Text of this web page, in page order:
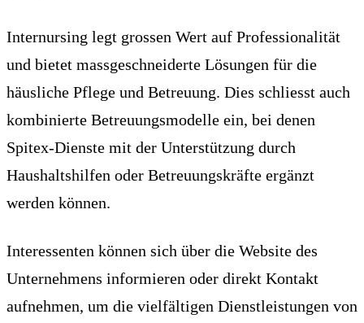
Internursing legt grossen Wert auf Professionalität
und bietet massgeschneiderte Lösungen für die
häusliche Pflege und Betreuung. Dies schliesst auch
kombinierte Betreuungsmodelle ein, bei denen
Spitex-Dienste mit der Unterstützung durch
Haushaltshilfen oder Betreuungskräfte ergänzt
werden können.
Interessenten können sich über die Website des
Unternehmens informieren oder direkt Kontakt
aufnehmen, um die vielfältigen Dienstleistungen von